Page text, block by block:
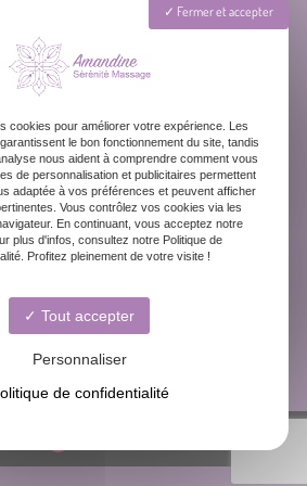
33300 Bordeaux
06 87 31 87 39
Fermer et accepter
cookies pour améliorer votre expérience. Les
le bon fonctionnement du site, tandis
nous aident à comprendre comment vous
de personnalisation et publicitaires permettent
adaptée à vos préférences et peuvent afficher
Vous contrôlez vos cookies via les
En continuant, vous acceptez notre
plus d'infos, consultez notre Politique de
Profitez pleinement de votre visite !
Tout accepter
Personnaliser
de confidentialité